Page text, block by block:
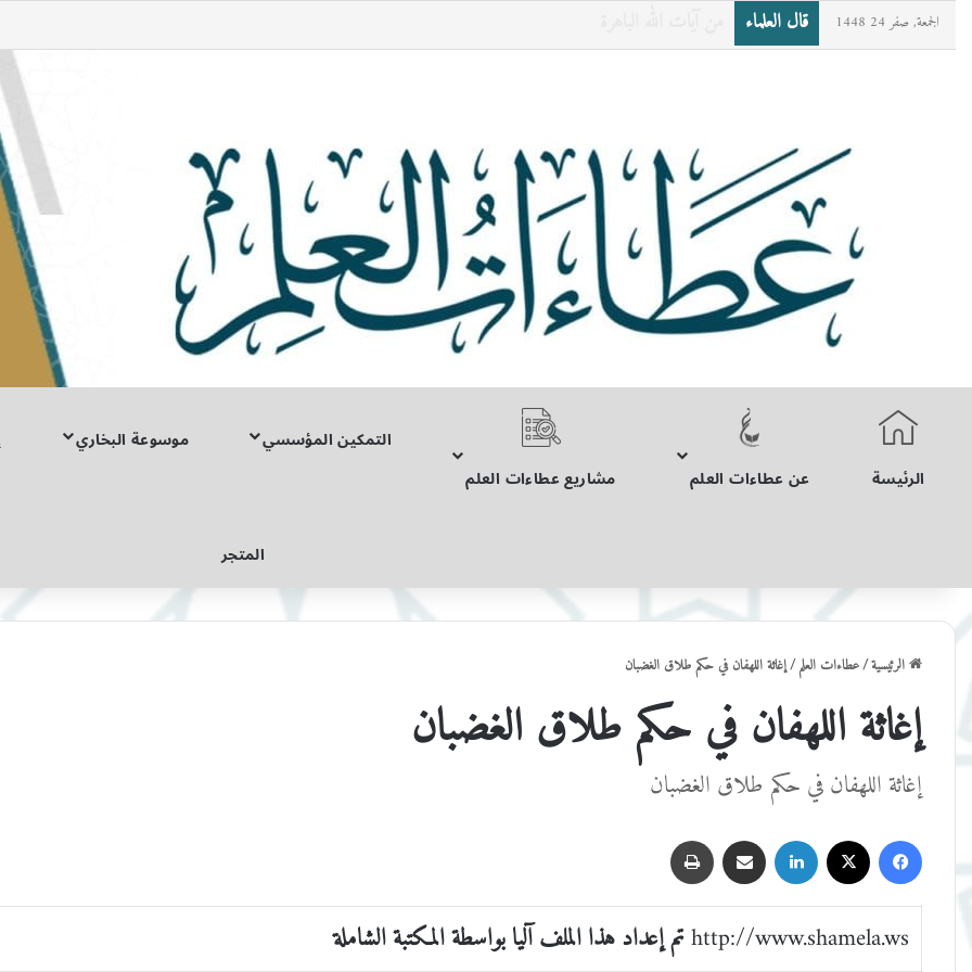
الجمعة, صفر 24 1448 قال العلماء
الرئيسة عن عطاءات العلم مشاريع عطاءات العلم
التمكين المؤسسي موسوعة البخاري
المتجر
الرئيسية/عطاءات العلم/إغاثة اللهفان في حكم طلاق الغضبان
إغاثة اللهفان في حكم طلاق الغضبان
إغاثة اللهفان في حكم طلاق الغضبان
فيسبوك لينكدإن مشاركة عبر البريد
http://www.shamela.wsتم إعداد هذا الملف آليا بواسطة المكتبة الشاملة